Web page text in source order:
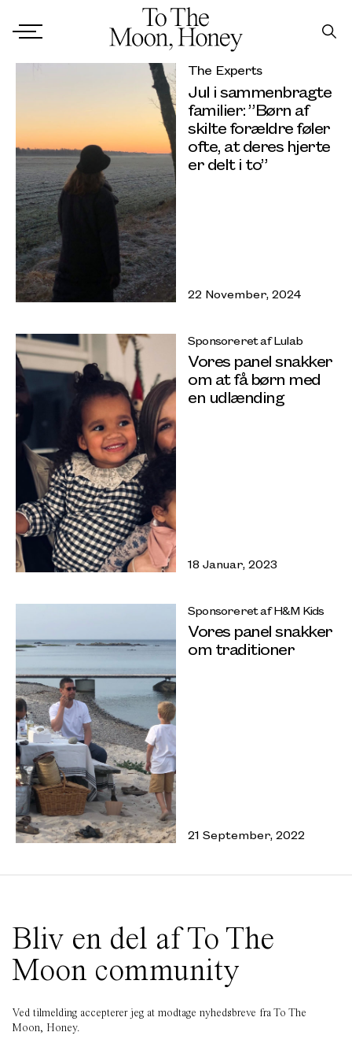
The Experts
Jul i sammenbragte
familier: ”Børn af
skilte forældre føler
ofte, at deres hjerte
er delt i to”
22 November, 2024
Sponsoreret af Lulab
Vores panel snakker
om at få børn med
en udlænding
18 Januar, 2023
Sponsoreret af H&M Kids
Vores panel snakker
om traditioner
21 September, 2022
Bliv en del af To The
Moon community
Ved tilmelding accepterer jeg at modtage nyhedsbreve fra To The
Moon, Honey.